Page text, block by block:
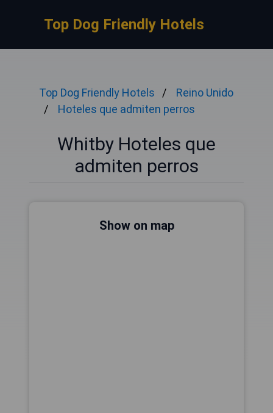
Top Dog Friendly Hotels
Top Dog Friendly Hotels
Reino Unido
Hoteles que admiten perros
Whitby Hoteles que
admiten perros
Show on map